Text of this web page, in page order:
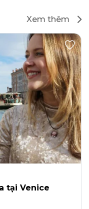
Xem thêm
tại Venice